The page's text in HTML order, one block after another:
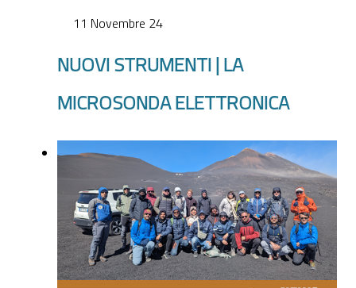
11 Novembre 24
NUOVI STRUMENTI | LA
MICROSONDA ELETTRONICA